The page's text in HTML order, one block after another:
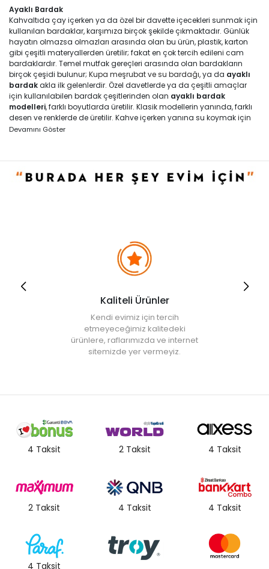
Ayaklı Bardak
Kahvaltıda çay içerken ya da özel bir davette içecekleri sunmak için
kullanılan bardaklar, karşımıza birçok şekilde çıkmaktadır. Günlük
hayatın olmazsa olmazları arasında olan bu ürün, plastik, karton
gibi çeşitli materyallerden üretilir; fakat en çok tercih edileni cam
bardaklardır. Temel mutfak gereçleri arasında olan bardakların
birçok çeşidi bulunur; Kupa meşrubat ve su bardağı, ya da ayaklı
bardakakla ilk gelenlerdir. Özel davetlerde ya da çeşitli amaçlar
için kullanılabilen bardak çeşitlerinden olan ayaklı bardak
modelleri, farklı boyutlarda üretilir. Klasik modellerin yanında, farklı
desen ve renklerde de üretilir. Kahve içerken yanına su koymak için
kullanabileceğiniz ya da meşrubatlarınızı sunabileceğiniz modelleri
Ayaklı Bardak Çeşitleri
Ayaklı bardaklar, yemek masalarının temel gereçlerinden biridir.
Boyut, hacim ve model olarak birçok çeşidi bulunur. Bu çeşitlerden
kullanılabilir. Bu bardaklar farklı hacimlerde üretilir. Hacim aralıkları
190 ml ve 665 ml arasında değişir. Aynı zamanda füme ve gümüş
renginde, altın detaylı, kristal ya da ayakları detaylı olan çeşitleri de
vardır. Bir diğer çeşidi ise muhallebi vb. tatlıların sunumunda
kullanılan ayaklı bardaklardır. Bu model uzun ayaklı olarak da kısa
ayaklı olarak da satılabilir. Uzun ayaklı olanları ayaklı bardak ile
benzer görünüme sahiptir ve bu amaçla da kullanılabilir.
Ayaklı Bardak Fiyatları
Birçok kullanım şekli olan ayaklı bardaklar, çeşitli fiyatlarda
satılmaktadır. Çift olarak satılanlar olmakla birlikte, farklı sayılarda,
set olarak satılanları da vardır. Bu setler: üç, altı ya da dört
Klasik modelayaklı bardak fiyatlarıisekristal ayaklı bardak
ayaklı bardakların fiyatları, üretici firmaya göre de değişkenlik
gösterebilir. Her bütçeye uygun olacak şekilde, herkesin alabileceği,
çeşitli fiyatlardaayaklı bardak seçenekleri
amaçlarla kullanılan bu bardakları birbirinden şık ve uygun fiyatlı
Ayaklı Bardak Boyutlarına Göre Kullanım Alanları
Ayaklı bardaklar, sahip olduğu modelleriyle birlikte çeşitli şekillerde
kullanılabilmektedir. Klasik modelleri genellikle tüm içecekler ve
şeklinde olmalıdır. Hacimleri 210-215 ml arasında değişir. İçecek
haricinde ayaklı bardaklar tatlı sunumlarında da kullanılır. Bu
bardakların belirli bir hacim yoktur; çeşitli boyutlarda ve renklerde
Devamını Göster
Kaliteli Ürünler
Kendi evimiz için tercih
etmeyeceğimiz kalitedeki
ürünlere, raflarımızda ve internet
sitemizde yer vermeyiz.
4 Taksit 2 Taksit 4 Taksit
2 Taksit 4 Taksit 4 Taksit
4 Taksit